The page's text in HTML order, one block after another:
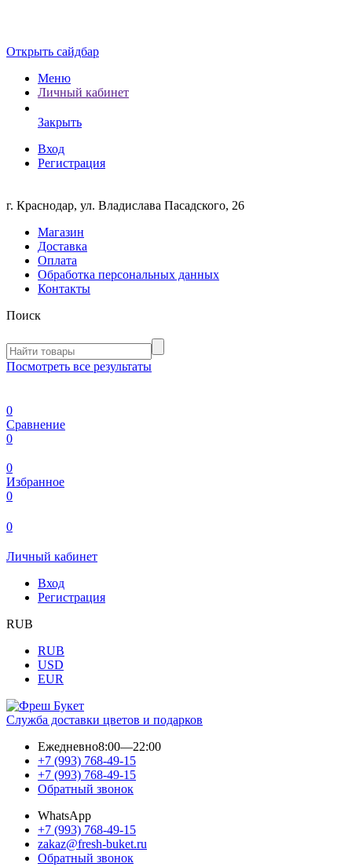
Открыть сайдбар
Меню
Личный кабинет
Закрыть
Вход
Регистрация
г. Краснодар, ул. Владислава Пасадского, 26
Магазин
Доставка
Оплата
Обработка персональных данных
Контакты
Поиск
Посмотреть все результаты
0
Сравнение
0
0
Избранное
0
0
Личный кабинет
Вход
Регистрация
RUB
RUB
USD
EUR
Служба доставки цветов и подарков
Ежедневно8:00—22:00
+7 (993) 768-49-15
+7 (993) 768-49-15
Обратный звонок
WhatsApp
+7 (993) 768-49-15
zakaz@fresh-buket.ru
Обратный звонок